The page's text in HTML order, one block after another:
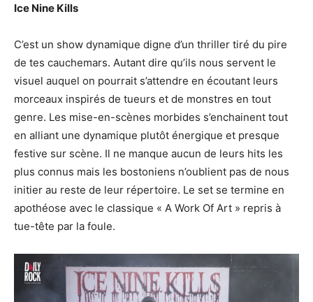
Ice Nine Kills
C’est un show dynamique digne d’un thriller tiré du pire
de tes cauchemars. Autant dire qu’ils nous servent le
visuel auquel on pourrait s’attendre en écoutant leurs
morceaux inspirés de tueurs et de monstres en tout
genre. Les mise-en-scènes morbides s’enchainent tout
en alliant une dynamique plutôt énergique et presque
festive sur scène. Il ne manque aucun de leurs hits les
plus connus mais les bostoniens n’oublient pas de nous
initier au reste de leur répertoire. Le set se termine en
apothéose avec le classique « A Work Of Art » repris à
tue-tête par la foule.